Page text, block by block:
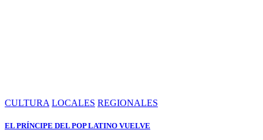
CULTURA LOCALES REGIONALES
EL PRÍNCIPE DEL POP LATINO VUELVE